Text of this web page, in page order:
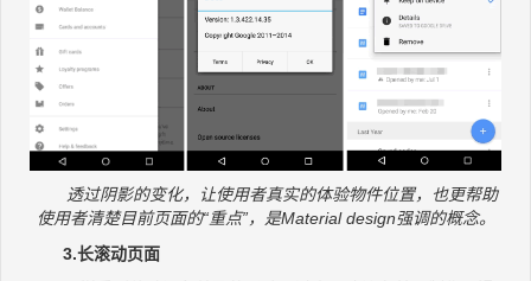
透过阴影的变化，让使用者真实的体验物件位置，也更帮助
使用者清楚目前页面的“重点”，是Material design强调的概念。
3.长滚动页面